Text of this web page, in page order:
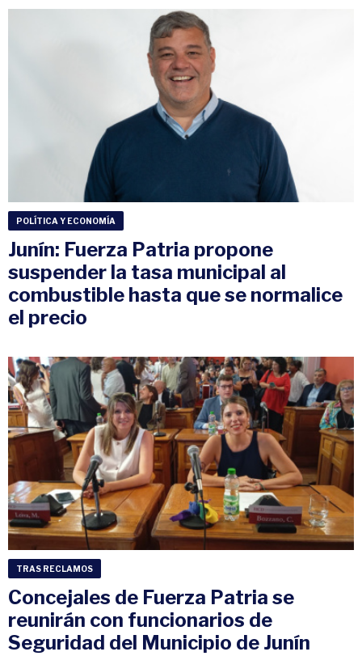
POLÍTICA Y ECONOMÍA
Junín: Fuerza Patria propone
suspender la tasa municipal al
combustible hasta que se normalice
el precio
TRAS RECLAMOS
Concejales de Fuerza Patria se
reunirán con funcionarios de
Seguridad del Municipio de Junín